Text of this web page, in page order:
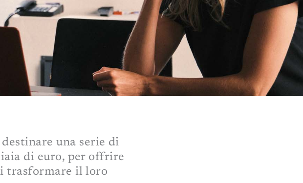
una serie di
di euro, per offrire
trasformare il loro